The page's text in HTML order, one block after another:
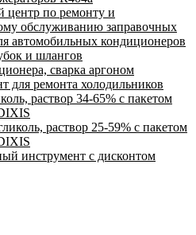
центр по ремонту и
обслуживанию заправочных
автомобильных кондиционеров
и шлангов
сварка аргоном
для ремонта холодильников
раствор 34-65% с пакетом
раствор 25-59% с пакетом
инструмент с дисконтом